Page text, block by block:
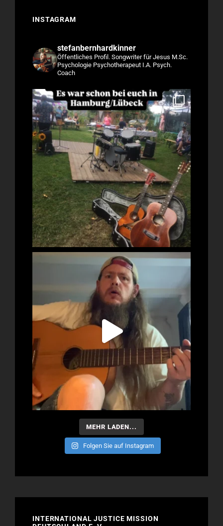
INSTAGRAM
stefanbernhardkinner
Öffentliches Profil. Songwriter für Jesus M.Sc.
Psychologie Psychotherapeut I.A. Psych.
Coach
MEHR LADEN...
Folgen Sie auf Instagram
INTERNATIONAL JUSTICE MISSION